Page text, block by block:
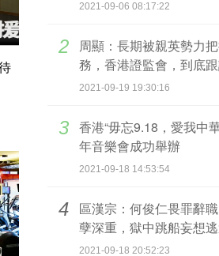
2021-09-06 08:17:22
周顯：長期被親英勢力
務，香港證監會，到底
2021-09-19 19:30:16
2
香港“毋忘9.18，愛我中
年音樂會成功舉辦
2021-09-18 14:53:54
3
區漢宗：何俊仁畏罪辭
孽深重，獄中跳船妄想
2021-09-18 20:52:23
4